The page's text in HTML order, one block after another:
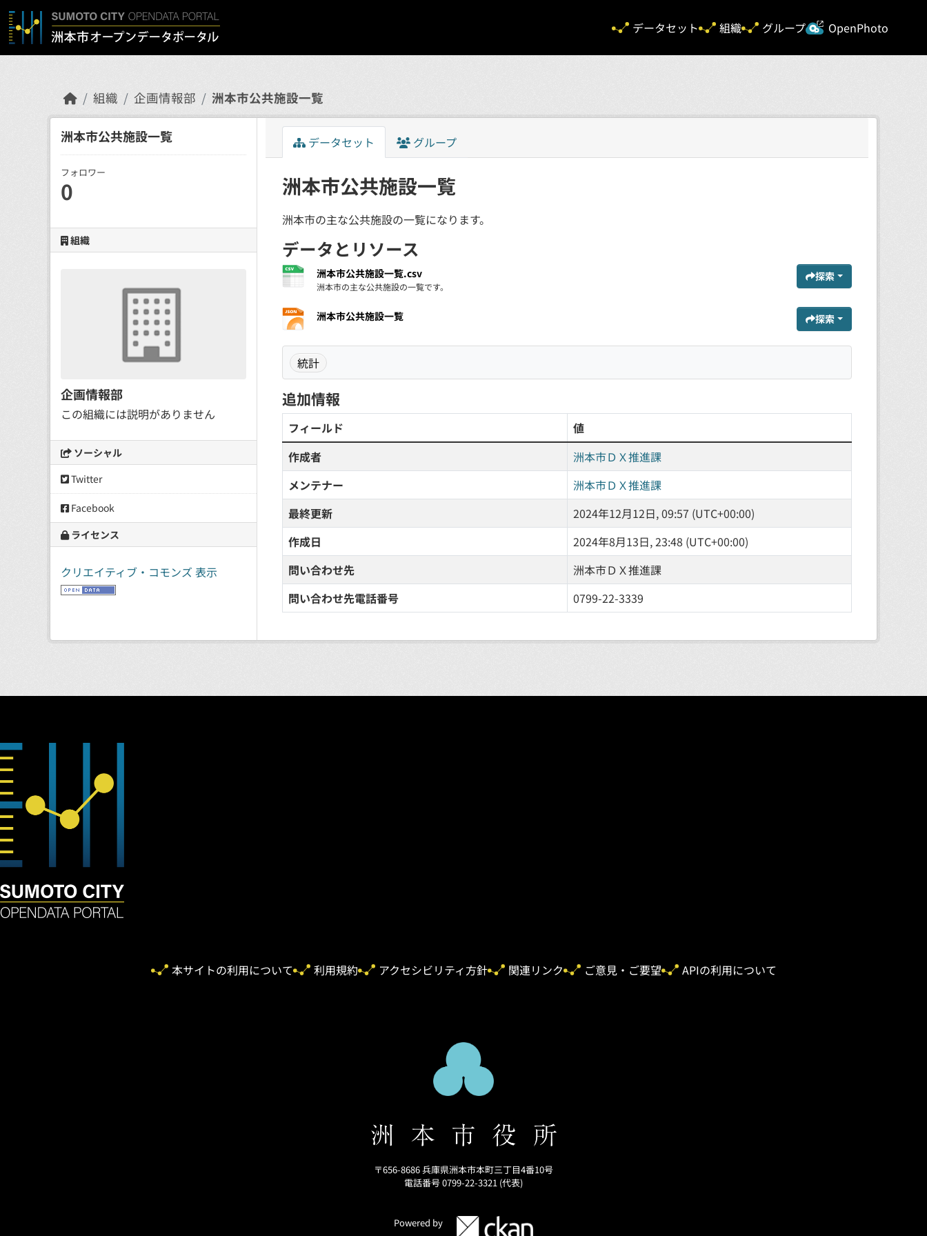
Skip to main content
データセット
組織 グループ OpenPhoto
組織 企画情報部 洲本市公共施設一覧
洲本市公共施設一覧
フォロワー
0
組織
企画情報部
この組織には説明がありません
ソーシャル
Twitter
Facebook
ライセンス
クリエイティブ・コモンズ 表示
データセット グループ
洲本市公共施設一覧
洲本市の主な公共施設の一覧になります。
データとリソース
洲本市公共施設一覧.csv
洲本市の主な公共施設の一覧です。
探索
洲本市公共施設一覧 探索
統計
追加情報
フィールド
値
作成者
洲本市ＤＸ推進課
メンテナー
洲本市ＤＸ推進課
最終更新
2024年12月12日, 09:57 (UTC+00:00)
作成日
2024年8月13日, 23:48 (UTC+00:00)
問い合わせ先
洲本市ＤＸ推進課
問い合わせ先電話番号
0799-22-3339
本サイトの利用について 利用規約 アクセシビリティ方針 関連リンク ご意見・ご要望 APIの利用について
〒656-8686 兵庫県洲本市本町三丁目4番10号
電話番号 0799-22-3321 (代表)
Powered by